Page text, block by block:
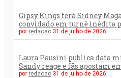
Gipsy Kings terá Sidney
convidado em turnê inédita
por redacao 31 de julho de 2026
Laura Pausini publica data
Sandy reage e fãs apostam
por redacao 31 de julho de 2026